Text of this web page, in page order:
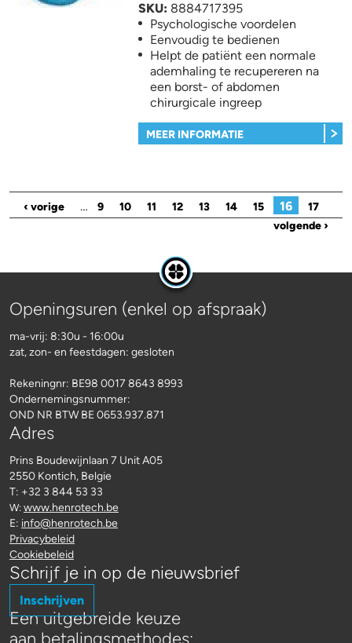
SKU: 8884717395
Psychologische voordelen
Eenvoudig te bedienen
Helpt de patiënt een normale
ademhaling te recupereren na
een borst- of abdomen
chirurgicale ingreep
MEER INFORMATIE
Pagina's
‹ vorige … 9 10 11 12 13 14 15 16
17
volgende ›
Openingsuren (enkel op afspraak)
ma-vrij: 8:30u - 16:00u
zat, zon- en feestdagen: gesloten
Rekeningnr: BE98 0017 8643 8993
Ondernemingsnummer:
OND NR BTW BE 0653.937.871
Adres
Prins Boudewijnlaan 7 Unit A05
2550 Kontich, Belgie
T: +32 3 844 53 33
W: www.henrotech.be
E: info@henrotech.be
Privacybeleid
Cookiebeleid
Schrijf je in op de nieuwsbrief
Inschrijven
Een uitgebreide keuze
aan betalingsmethodes: